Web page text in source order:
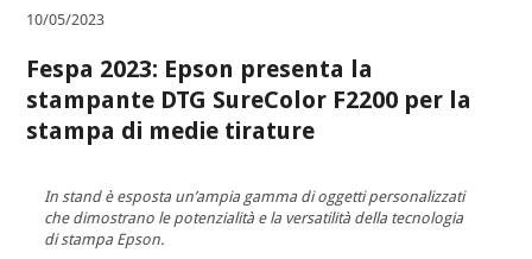
10/05/2023
Fespa 2023: Epson presenta la
stampante DTG SureColor F2200 per la
stampa di medie tirature
In stand è esposta un’ampia gamma di oggetti personalizzati
che dimostrano le potenzialità e la versatilità della tecnologia
di stampa Epson.